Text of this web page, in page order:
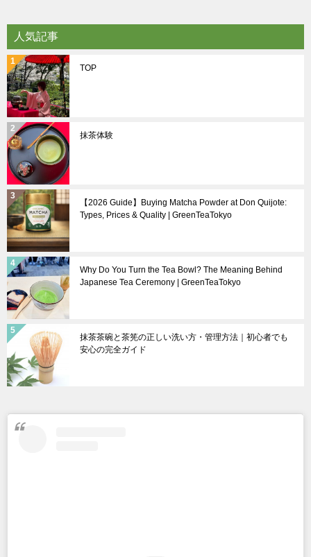
人気記事
TOP
抹茶体験
【2026 Guide】Buying Matcha Powder at Don Quijote:
Types, Prices & Quality | GreenTeaTokyo
Why Do You Turn the Tea Bowl? The Meaning Behind
Japanese Tea Ceremony | GreenTeaTokyo
抹茶茶碗と茶筅の正しい洗い方・管理方法｜初心者でも
安心の完全ガイド